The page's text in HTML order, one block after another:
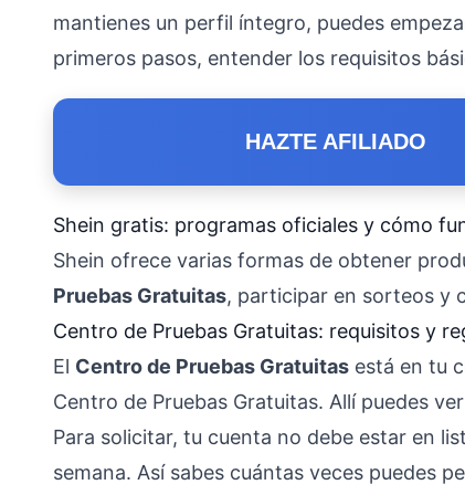
mantienes un perfil íntegro, puedes
primeros pasos, entender los requisitos
HAZTE AFILIADO
Shein gratis: programas oficiales y cómo
Shein ofrece varias formas de obtener
Pruebas Gratuitas, participar en sorteos y
Centro de Pruebas Gratuitas: requisitos y
El Centro de Pruebas Gratuitas está en tu
Centro de Pruebas Gratuitas. Allí puedes
Para solicitar, tu cuenta no debe estar en
semana. Así sabes cuántas veces puedes